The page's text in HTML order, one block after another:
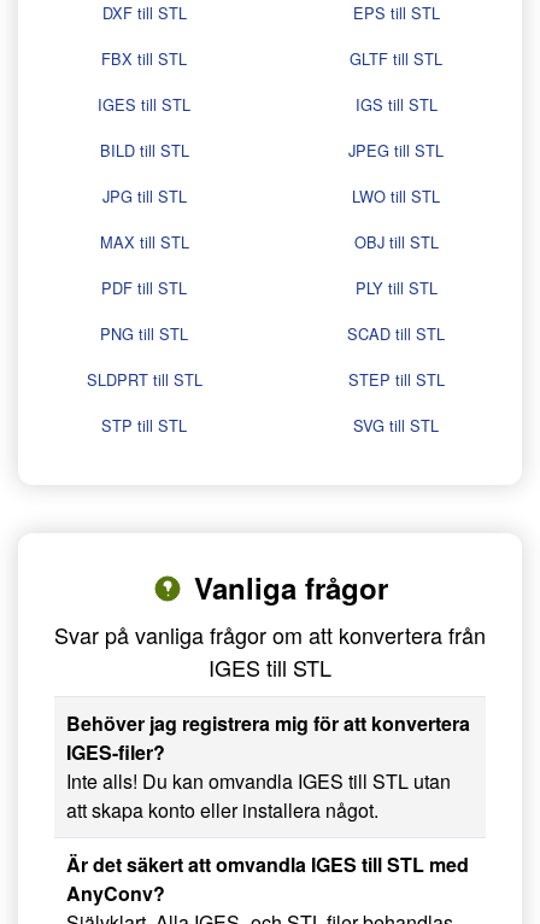
DXF till STL
EPS till STL
FBX till STL
GLTF till STL
IGES till STL
IGS till STL
BILD till STL
JPEG till STL
JPG till STL
LWO till STL
MAX till STL
OBJ till STL
PDF till STL
PLY till STL
PNG till STL
SCAD till STL
SLDPRT till STL
STEP till STL
STP till STL
SVG till STL
Vanliga frågor
Svar på vanliga frågor om att konvertera från
IGES till STL
Behöver jag registrera mig för att konvertera
IGES-filer?
Inte alls! Du kan omvandla IGES till STL utan
att skapa konto eller installera något.
Är det säkert att omvandla IGES till STL med
AnyConv?